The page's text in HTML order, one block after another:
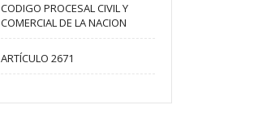
CODIGO PROCESAL CIVIL Y
COMERCIAL DE LA NACION
ARTÍCULO 2671